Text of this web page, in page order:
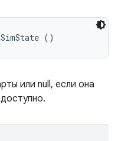
()
или null, если она